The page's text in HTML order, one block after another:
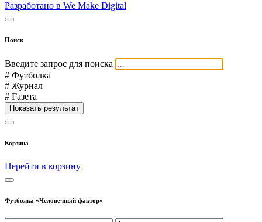
Разработано в We Make Digital
Поиск
Введите запрос для поиска
# Футболка
# Журнал
# Газета
Показать результат
Корзина
Перейти в корзину
Футболка «Человечный фактор»